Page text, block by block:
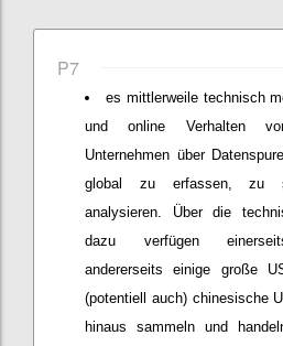
P7
es mittlerweile technisch
und online Verhalten
Unternehmen über
global zu erfassen, zu
analysieren. Über die
dazu verfügen
andererseits einige große
(potentiell auch) chinesische
hinaus sammeln und